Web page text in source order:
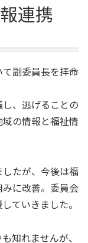
連携
副委員長を拝命
、逃げることの
の情報と福祉情
たが、今後は福
に改善。委員会
ていきました。
知れませんが、